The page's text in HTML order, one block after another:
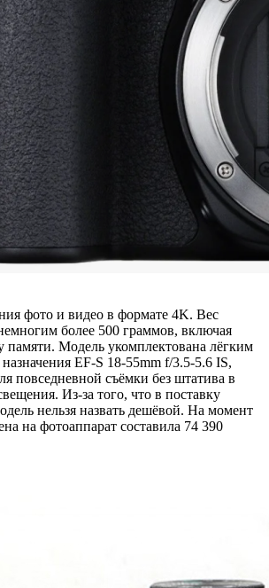
фото и видео в формате 4K. Вес
более 500 граммов, включая
памяти. Модель укомплектована лёгким
EF-S 18-55mm f/3.5-5.6 IS,
повседневной съёмки без штатива в
Из-за того, что в поставку
нельзя назвать дешёвой. На момент
на фотоаппарат составила 74 390